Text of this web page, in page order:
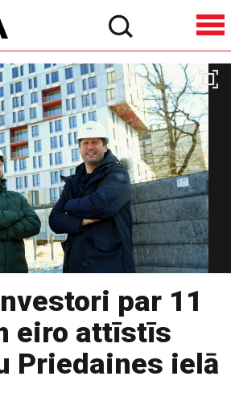
par 11
eiro attīstīs
Priedaines ielā